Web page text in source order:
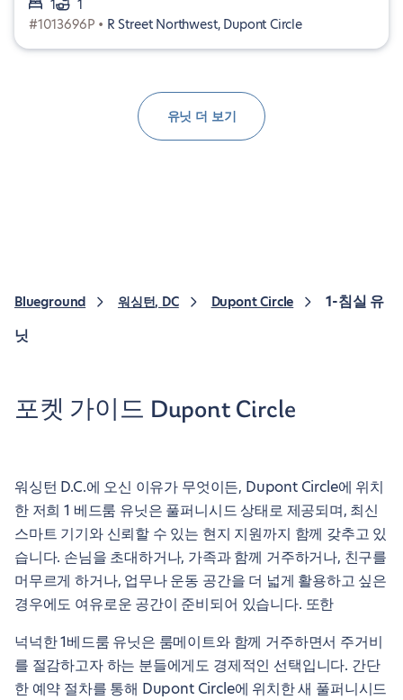
1
1
#1013696P • R Street Northwest, Dupont Circle
유닛 더 보기
Blueground 워싱턴, DC Dupont Circle
1-침실 유
닛
포켓 가이드 Dupont Circle
워싱턴 D.C.에 오신 이유가 무엇이든, Dupont Circle에 위치
한 저희 1 베드룸 유닛은 풀퍼니시드 상태로 제공되며, 최신
스마트 기기와 신뢰할 수 있는 현지 지원까지 함께 갖추고 있
습니다. 손님을 초대하거나, 가족과 함께 거주하거나, 친구를
머무르게 하거나, 업무나 운동 공간을 더 넓게 활용하고 싶은
경우에도 여유로운 공간이 준비되어 있습니다. 또한
넉넉한 1베드룸 유닛은 룸메이트와 함께 거주하면서 주거비
를 절감하고자 하는 분들에게도 경제적인 선택입니다. 간단
한 예약 절차를 통해 Dupont Circle에 위치한 새 풀퍼니시드